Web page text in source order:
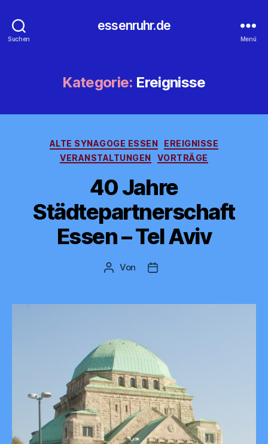
Suchen
essenruhr.de
Menü
Kategorie: Ereignisse
Kategorien
ALTE SYNAGOGE ESSEN
EREIGNISSE
VERANSTALTUNGEN
VORTRÄGE
40 Jahre
Städtepartnerschaft
Essen – Tel Aviv
Beitragsautor
Von Beitragsdatum